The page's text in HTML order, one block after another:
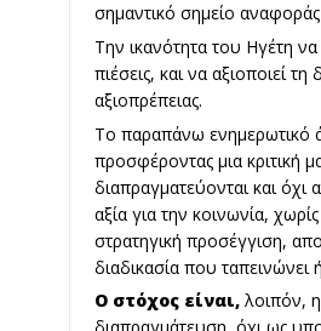
σημαντικό σημείο αναφοράς
Την ικανότητα του Ηγέτη
πιέσεις, και να αξιοποιεί
αξιοπρέπειας.
Το παραπάνω ενημερωτικό
προσφέροντας μια κριτική
διαπραγματεύονται και
αξία για την κοινωνία,
στρατηγική προσέγγιση,
διαδικασία που
Ο στόχος είναι, λοιπόν,